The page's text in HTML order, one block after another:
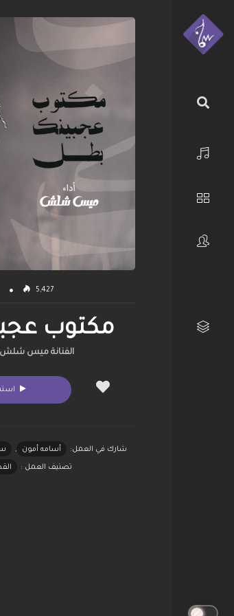
استكشف
5,427
مكتوب
الفنانة ميس شلش
شارك في العمل: أسامه أمون ,
تصنيف العمل :